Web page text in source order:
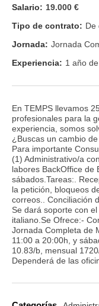
Salario: 19.000 €
Tipo de contrato: De
Jornada: Jornada
Experiencia: 1 año
En TEMPS llevamos
profesionales para la
experiencia, somos
¿Buscas un cambio
Para importante
(1) Administrativo/a
labores BackOffice de
sábados.Tareas:.
la petición, bloqueos
correos.. Conciliación
Se dará soporte con
italiano.Se Ofrece:-
Jornada Completa de
11:00 a 20:00h, y
10.83/b, mensual
Dependerá de las